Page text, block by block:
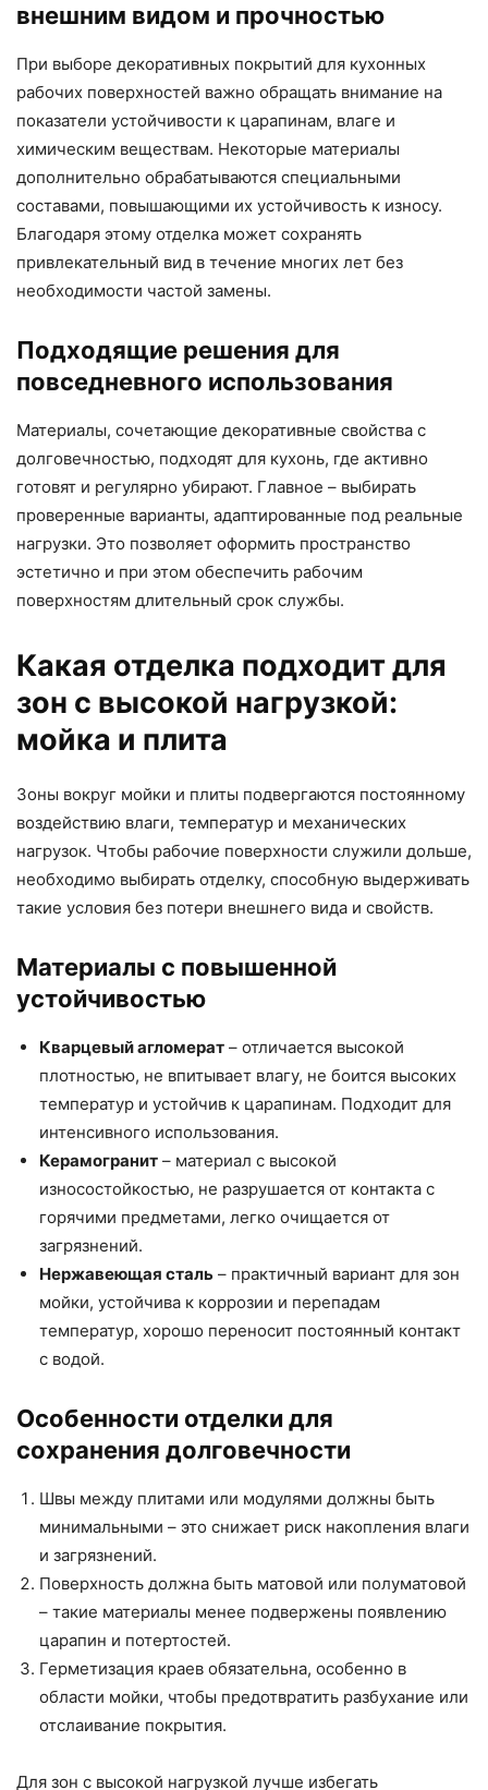
внешним видом и прочностью
При выборе декоративных покрытий для кухонных
рабочих поверхностей важно обращать внимание на
показатели устойчивости к царапинам, влаге и
химическим веществам. Некоторые материалы
дополнительно обрабатываются специальными
составами, повышающими их устойчивость к износу.
Благодаря этому отделка может сохранять
привлекательный вид в течение многих лет без
необходимости частой замены.
Подходящие решения для
повседневного использования
Материалы, сочетающие декоративные свойства с
долговечностью, подходят для кухонь, где активно
готовят и регулярно убирают. Главное – выбирать
проверенные варианты, адаптированные под реальные
нагрузки. Это позволяет оформить пространство
эстетично и при этом обеспечить рабочим
поверхностям длительный срок службы.
Какая отделка подходит для
зон с высокой нагрузкой:
мойка и плита
Зоны вокруг мойки и плиты подвергаются постоянному
воздействию влаги, температур и механических
нагрузок. Чтобы рабочие поверхности служили дольше,
необходимо выбирать отделку, способную выдерживать
такие условия без потери внешнего вида и свойств.
Материалы с повышенной
устойчивостью
Кварцевый агломерат – отличается высокой
плотностью, не впитывает влагу, не боится высоких
температур и устойчив к царапинам. Подходит для
интенсивного использования.
Керамогранит – материал с высокой
износостойкостью, не разрушается от контакта с
горячими предметами, легко очищается от
загрязнений.
Нержавеющая сталь – практичный вариант для зон
мойки, устойчива к коррозии и перепадам
температур, хорошо переносит постоянный контакт
с водой.
Особенности отделки для
сохранения долговечности
Швы между плитами или модулями должны быть
минимальными – это снижает риск накопления влаги
и загрязнений.
Поверхность должна быть матовой или полуматовой
– такие материалы менее подвержены появлению
царапин и потертостей.
Герметизация краев обязательна, особенно в
области мойки, чтобы предотвратить разбухание или
отслаивание покрытия.
Для зон с высокой нагрузкой лучше избегать